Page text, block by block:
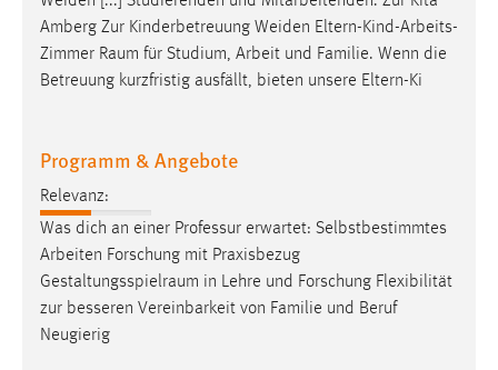
Programm & Angebote
Was dich an einer Professur erwartet: Selbstbestimmtes
Arbeiten Forschung mit Praxisbezug
Gestaltungsspielraum
zur besseren Vereinbarkeit von Familie und Beruf
Neugierig
[PDF] Aushang komplett WS 2025 2026 TM
STATISTIK
Statistik Cookies erfassen Informationen anonym.
Diese Informationen helfen uns zu verstehen, wie
Matomo
Name:
_pk_ref, _pk_cvar, _pk_id, _pk_ses
Zweck:
Zugriffsstatistik
Cookie Laufzeit: